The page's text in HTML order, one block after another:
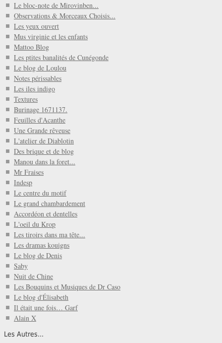
Le bloc-note de Mirovinben...
Observations & Morceaux Choisis...
Les yeux ouvert
Mus virginie et les enfants
Mattoo Blog
Les ptites banalités de Cunégonde
Le blog de Loulou
Notes périssables
Les iles indigo
Textures
Burinage 1671137.
Feuilles d'Acanthe
Une Grande rêveuse
L'atelier de Diablotin
Des brique et de blog
Manou dans la foret...
Mr Fraises
Indesp
Le centre du motif
Le grand chambardement
Accordéon et dentelles
L'oeil du Krop
Les tiroirs dans ma tête...
Les dramas kouigns
Le blog de Denis
Saby
Nuit de Chine
Les Bouquins et Musiques de Dr Caso
Le blog d'Élisabeth
Il était une fois… Garf
Alain X
Les Autres...